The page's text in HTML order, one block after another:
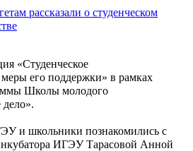
рассказали о студенческом
«Студенческое
его поддержки» в рамках
Школы молодого
и школьники познакомились с
ИГЭУ Тарасовой Анной